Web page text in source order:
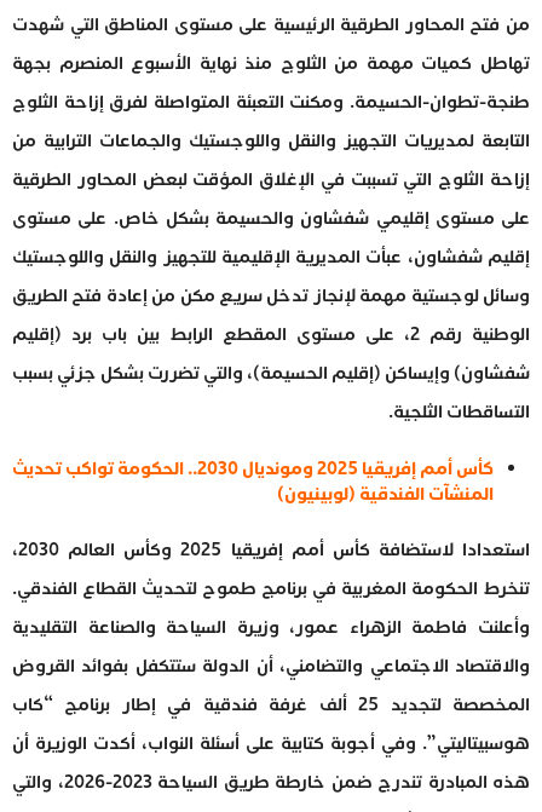
من فتح المحاور الطرقية الرئيسية على مستوى المناطق التي شهدت
تهاطل كميات مهمة من الثلوج منذ نهاية الأسبوع المنصرم بجهة
طنجة-تطوان-الحسيمة. ومكنت التعبئة المتواصلة لفرق إزاحة الثلوج
التابعة لمديريات التجهيز والنقل واللوجستيك والجماعات الترابية من
إزاحة الثلوج التي تسببت في الإغلاق المؤقت لبعض المحاور الطرقية
على مستوى إقليمي شفشاون والحسيمة بشكل خاص. على مستوى
إقليم شفشاون، عبأت المديرية الإقليمية للتجهيز والنقل واللوجستيك
وسائل لوجستية مهمة لإنجاز تدخل سريع مكن من إعادة فتح الطريق
الوطنية رقم 2، على مستوى المقطع الرابط بين باب برد (إقليم
شفشاون) وإيساكن (إقليم الحسيمة)، والتي تضررت بشكل جزئي بسبب
التساقطات الثلجية.
كأس أمم إفريقيا 2025 ومونديال 2030.. الحكومة تواكب تحديث
المنشآت الفندقية (لوبينيون)
استعدادا لاستضافة كأس أمم إفريقيا 2025 وكأس العالم 2030،
تنخرط الحكومة المغربية في برنامج طموح لتحديث القطاع الفندقي.
وأعلنت فاطمة الزهراء عمور، وزيرة السياحة والصناعة التقليدية
والاقتصاد الاجتماعي والتضامني، أن الدولة ستتكفل بفوائد القروض
المخصصة لتجديد 25 ألف غرفة فندقية في إطار برنامج “كاب
هوسبيتاليتي”. وفي أجوبة كتابية على أسئلة النواب، أكدت الوزيرة أن
هذه المبادرة تندرج ضمن خارطة طريق السياحة 2023-2026، والتي